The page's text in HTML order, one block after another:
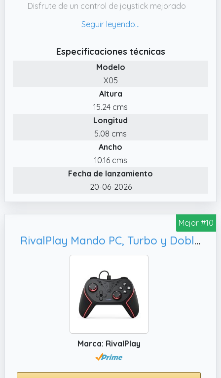
Disfrute de un control de joystick mejorado
personalizar el botón Turbo como desee
para liberar los dedos de los jugadores y
destruir a sus enemigos con solo una
pulsación, lo que facilita ganar un juego de
arcade o de acción.
✔️ Iluminación RGB Genial. Sumérgete en la
cautivadora exploración del universo con el
exclusivo diseño de iluminación RGB del
EasySMX X05 Mando PC.
✔️ Compatibilidad Versátil. Nuestro gampad
X05 está diseñado para ser compatible con
✔️ Batería de Iones de Litio NMC de 750 mAh.
En comparación con las baterías de iones de
litio de polímero tradicionales, la batería de
juegos ofrece una vida útil 1,5 veces más
✔️ Cambio libre. EasySMX X05 mando de
juego ofrece una tecla de cambio de modo,
entre diferentes modos o configuraciones
para adaptarse a sus preferencias de juego.
✔️ 𝐏𝐚𝐬𝐨𝐬 𝐩𝐚𝐫𝐚 𝐜𝐚𝐥𝐢𝐛𝐫𝐚𝐫 𝐞𝐥 𝐜𝐨𝐧𝐭𝐫𝐨𝐥. 3.Calibración
del joystick：Gire ambos joysticks dos veces
Especificaciones técnicas
Modelo
X05
Altura
15.24 cms
Longitud
5.08 cms
Ancho
10.16 cms
Fecha de lanzamiento
20-06-2026
Mejor #10
RivalPlay Mando PC, Turbo y Doble Vibración- Plug & Play
Marca: RivalPlay